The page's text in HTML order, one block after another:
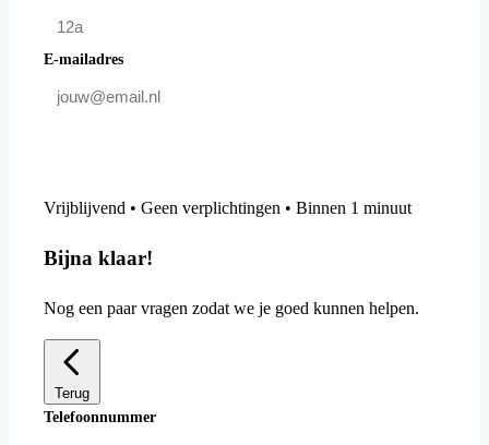
E-mailadres
Vrijblijvend • Geen verplichtingen • Binnen 1 minuut
Bijna klaar!
Nog een paar vragen zodat we je goed kunnen helpen.
Terug
Telefoonnummer